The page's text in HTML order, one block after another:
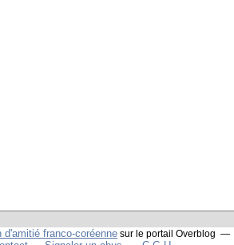
d'amitié franco-coréenne sur le portail Overblog